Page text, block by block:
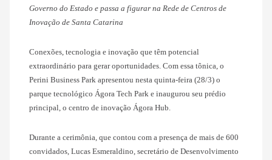
Governo do Estado e passa a figurar na Rede de Centros de
Inovação de Santa Catarina
Conexões, tecnologia e inovação que têm potencial
extraordinário para gerar oportunidades. Com essa tônica, o
Perini Business Park apresentou nesta quinta-feira (28/3) o
parque tecnológico Ágora Tech Park e inaugurou seu prédio
principal, o centro de inovação Ágora Hub.
Durante a cerimônia, que contou com a presença de mais de 600
convidados, Lucas Esmeraldino, secretário de Desenvolvimento